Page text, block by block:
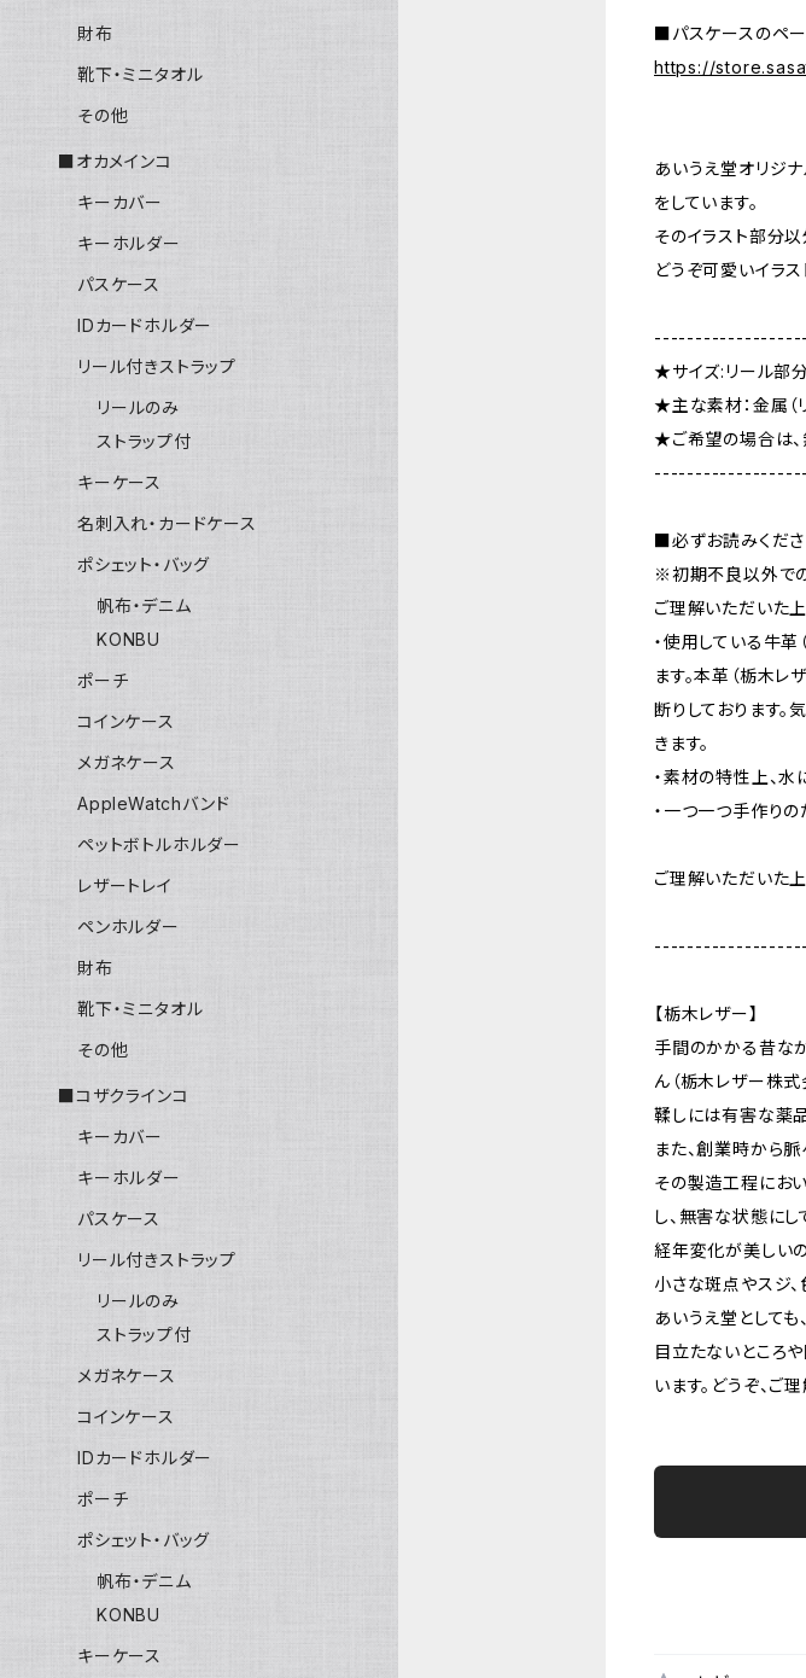
■パスケースのペ
https://
あいうえ堂オリジ
をしています。
そのイラスト部分
どうぞ可愛いイラ
★サイズ:リール部
★主な素材：金属（
★ご希望の場合は、
■必ずお読みくだ
※初期不良以外で
ご理解いただいた
・使用している牛
ます。本革（栃木
断りしております
きます。
・素材の特性上、
・一つ一つ手作り
ご理解いただいた
【栃木レザー】
手間のかかる昔な
ん（栃木レザー株式
鞣しには有害な薬
また、創業時から
その製造工程にお
し、無害な状態に
経年変化が美しい
小さな斑点やスジ
あいうえ堂として
目立たないところ
います。どうぞ、ご
財布
靴下・ミニタオル
その他
■オカメインコ
キーカバー
キーホルダー
パスケース
IDカードホルダー
リール付きストラップ
リールのみ
ストラップ付
キーケース
名刺入れ・カードケース
ポシェット・バッグ
帆布・デニム
KONBU
ポーチ
コインケース
メガネケース
AppleWatchバンド
ペットボトルホルダー
レザートレイ
ペンホルダー
財布
靴下・ミニタオル
その他
■コザクラインコ
キーカバー
キーホルダー
パスケース
リール付きストラップ
リールのみ
ストラップ付
メガネケース
コインケース
IDカードホルダー
ポーチ
ポシェット・バッグ
帆布・デニム
KONBU
キーケース